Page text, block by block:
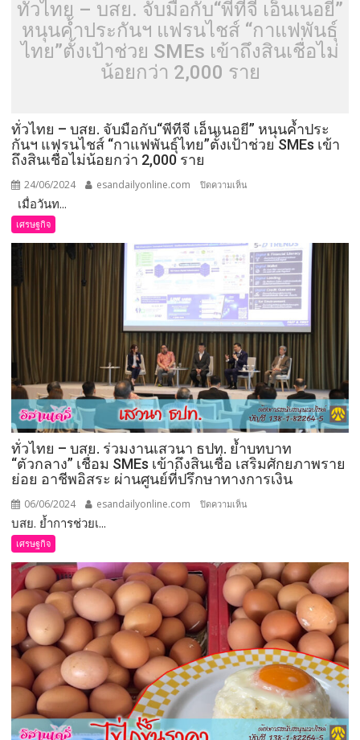
ทั่วไทย – บสย. จับมือกับ“พีทีจี เอ็นเนอยี”
หนุนค้ำประกันฯ แฟรนไชส์ “กาแฟพันธุ์
ไทย”ตั้งเป้าช่วย SMEs เข้าถึงสินเชื่อไม่
น้อยกว่า 2,000 ราย
ทั่วไทย – บสย. จับมือกับ“พีทีจี เอ็นเนอยี” หนุนค้ำประ
กันฯ แฟรนไชส์ “กาแฟพันธุ์ไทย”ตั้งเป้าช่วย SMEs เข้า
ถึงสินเชื่อไม่น้อยกว่า 2,000 ราย
24/06/2024 esandailyonline.com ปิดความเห็น
บสย.
จับ
มือ
กับ“พี
ทีจี
เอ็น
เนอ
ยี”
หนุน
ค้ำ
ประ
กันฯ
แฟ
รน
เป้า
ช่วย
SMEs
เข้า
ถึง
สิน
เชื่อ
ไม่
น้อย
กว่า
เมื่อวันท...
เศรษฐกิจ
ทั่วไทย – บสย. ร่วมงานเสวนา ธปท. ย้ำบทบาท
“ตัวกลาง” เชื่อม SMEs เข้าถึงสินเชื่อ เสริมศักยภาพราย
ย่อย อาชีพอิสระ ผ่านศูนย์ที่ปรึกษาทางการเงิน
06/06/2024 esandailyonline.com ปิดความเห็น
บสย.
ร่วม
งาน
เสวนา
ธปท.
ย้ำ
บทบาท
“ตัวกลาง”
เชื่อม
SMEs
บสย. ย้ำการช่วยเ...
เศรษฐกิจ